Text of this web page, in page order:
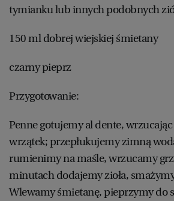
tymianku lub innych podobnych
150 ml dobrej wiejskiej śmietany
czarny pieprz
Przygotowanie:
Penne gotujemy al dente,
wrzątek; przepłukujemy zimną
rumienimy na maśle, wrzucamy
minutach dodajemy zioła,
Wlewamy śmietanę, pieprzymy do